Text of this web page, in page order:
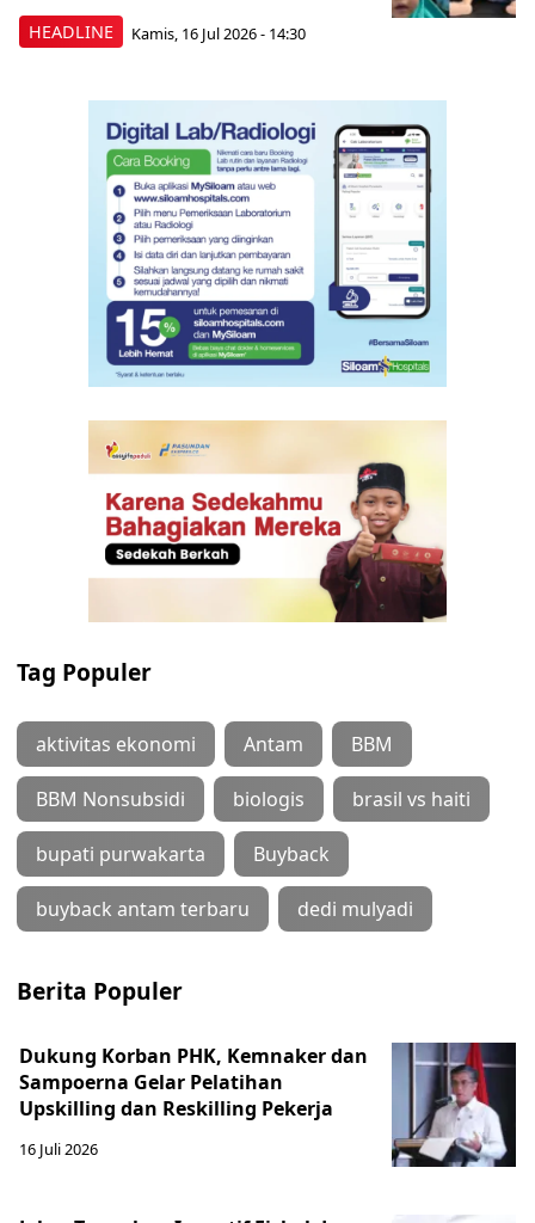
HEADLINE Kamis, 16 Jul 2026 - 14:30
Tag Populer
aktivitas ekonomi Antam BBM
BBM Nonsubsidi biologis brasil vs haiti
bupati purwakarta Buyback
buyback antam terbaru dedi mulyadi
Berita Populer
Dukung Korban PHK, Kemnaker dan
Sampoerna Gelar Pelatihan
Upskilling dan Reskilling Pekerja
16 Juli 2026